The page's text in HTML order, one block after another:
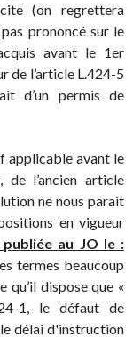
(on regrettera
prononcé sur le
avant le 1er
de l’article L.424-5
d’un permis de
applicable avant le
l’ancien article
ne nous parait
en vigueur
publiée au JO le :
termes beaucoup
qu’il dispose que «
1, le défaut de
délai d'instruction